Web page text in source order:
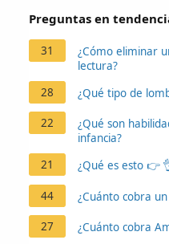
Preguntas en
31
¿Cómo eliminar
lectura?
28
¿Qué tipo de
22
¿Qué son
infancia?
21
¿Qué es esto 👉
44 ¿Cuánto cobra
27 ¿Cuánto cobra